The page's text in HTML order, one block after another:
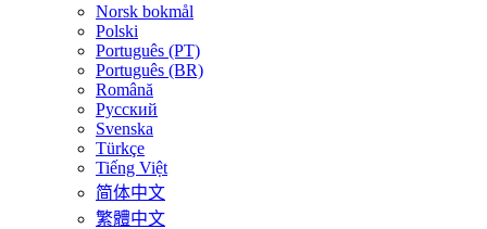
Norsk bokmål
Polski
Português (PT)
Português (BR)
Română
Русский
Svenska
Türkçe
Tiếng Việt
简体中文
繁體中文